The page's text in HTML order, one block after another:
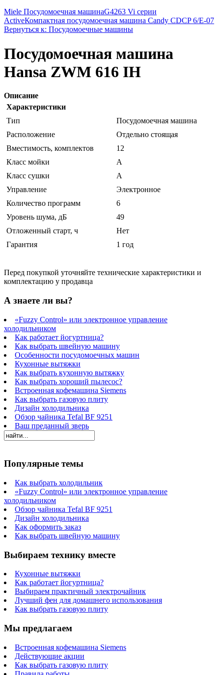
Miele Посудомоечная машинаG4263 Vi серии
ActiveКомпактная посудомоечная машина Candy CDCP 6/E-07
Вернуться к: Посудомоечные машины
Посудомоечная машина
Hansa ZWM 616 IH
Описание
Характеристики
Тип
Посудомоечная машина
Расположение
Отдельно стоящая
Вместимость, комплектов
12
Класс мойки
A
Класс сушки
A
Управление
Электронное
Количество программ
6
Уровень шума, дБ
49
Отложенный старт, ч
Нет
Гарантия
1 год
Перед покупкой уточняйте технические характеристики и
комплектацию у продавца
А знаете ли вы?
«Fuzzy Control» или электронное управление
холодильником
Как работает йогуртница?
Как выбрать швейную машину
Особенности посудомоечных машин
Кухонные вытяжки
Как выбрать кухонную вытяжку
Как выбрать хороший пылесос?
Встроенная кофемашина Siemens
Как выбрать газовую плиту
Дизайн холодильника
Обзор чайника Tefal BF 9251
Ваш преданный зверь
Популярные темы
Как выбрать холодильник
«Fuzzy Control» или электронное управление
холодильником
Обзор чайника Tefal BF 9251
Дизайн холодильника
Как оформить заказ
Как выбрать швейную машину
Выбираем технику вместе
Кухонные вытяжки
Как работает йогуртница?
Выбираем практичный электрочайник
Лучший фен для домашнего использования
Как выбрать газовую плиту
Мы предлагаем
Встроенная кофемашина Siemens
Действующие акции
Как выбрать газовую плиту